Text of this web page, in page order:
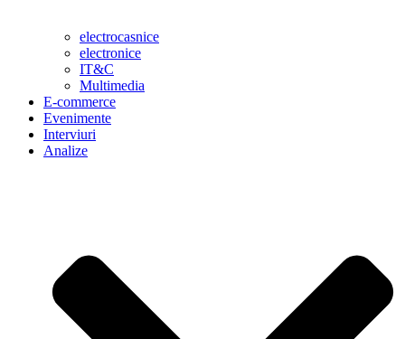
electrocasnice
electronice
IT&C
Multimedia
E-commerce
Evenimente
Interviuri
Analize